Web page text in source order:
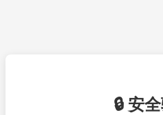
🔒 安